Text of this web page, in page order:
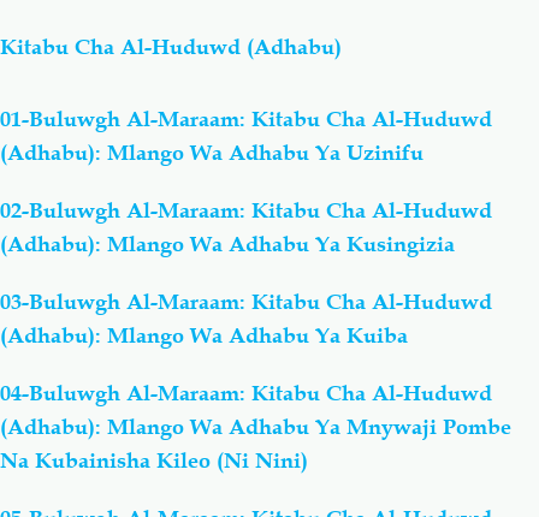
Kitabu Cha Al-Huduwd (Adhabu)
01-Buluwgh Al-Maraam: Kitabu Cha Al-Huduwd
(Adhabu): Mlango Wa Adhabu Ya Uzinifu
02-Buluwgh Al-Maraam: Kitabu Cha Al-Huduwd
(Adhabu): Mlango Wa Adhabu Ya Kusingizia
03-Buluwgh Al-Maraam: Kitabu Cha Al-Huduwd
(Adhabu): Mlango Wa Adhabu Ya Kuiba
04-Buluwgh Al-Maraam: Kitabu Cha Al-Huduwd
(Adhabu): Mlango Wa Adhabu Ya Mnywaji Pombe
Na Kubainisha Kileo (Ni Nini)